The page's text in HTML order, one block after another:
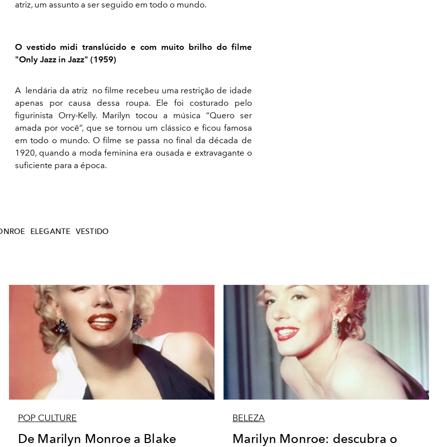
atriz, um assunto a ser seguido em todo o mundo.
O vestido midi translúcido e com muito brilho do filme
"Only Jazz in Jazz" (1959)
A lendária da atriz no filme recebeu uma restrição de idade
apenas por causa dessa roupa. Ele foi costurado pelo
figurinista Orry-Kelly. Marilyn tocou a música “Quero ser
amada por você”, que se tornou um clássico e ficou famosa
em todo o mundo. O filme se passa no final da década de
1920, quando a moda feminina era ousada e extravagante o
suficiente para a época.
ELEGANTE VESTIDO
POP CULTURE
De Marilyn Monroe a Blake
BELEZA
Marilyn Monroe: descubra o